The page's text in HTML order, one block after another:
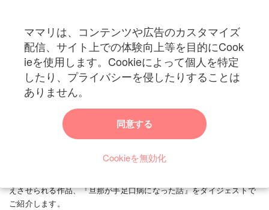
ママリは、コンテンツや広告のカスタマイズ
配信、サイト上での体験向上等を目的にCook
ieを使用します。Cookieによって個人を特定
したり、プライバシーを侵したりすることは
ありません。
同意する
Cookieを無効化
ママリ
カテゴリー一覧
妊活
妊娠
赤ちゃん・育児
病院
トップ トレンド・イベント エンターテイメント 【手足口病】子どもの風
【手足口病】子どもの風邪…大人がかかると恐ろ
しい目にあう可能性が
皆さんは、子どもの風邪がうつった経験はありますか？気をつけてい
ても、看病をしていると、うつってしまうこともありますよね。感染
がある人もいるのではないでしょうか。今回、ご紹介する作品は、た
えさせられる作品、『旦那が手足口病になった話』をダイジェストで
ご紹介します。